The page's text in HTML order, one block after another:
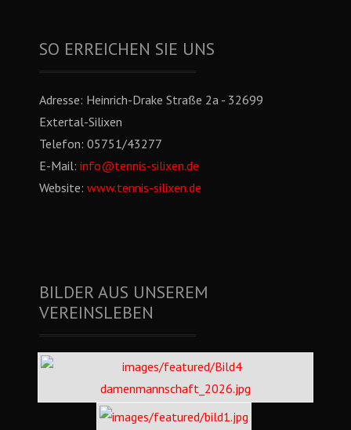
SO ERREICHEN SIE UNS
Adresse: Heinrich-Drake Straße 2a - 32699
Extertal-Silixen
Telefon: 05751/43277
E-Mail: info@tennis-silixen.de
Website: www.tennis-silixen.de
BILDER AUS UNSEREM
VEREINSLEBEN